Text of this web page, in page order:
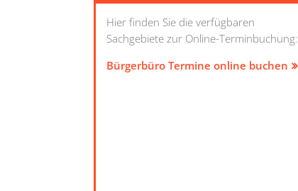
Hier finden Sie die verfügbaren
Sachgebiete zur Online-Terminbuchung:
Bürgerbüro Termine online buchen